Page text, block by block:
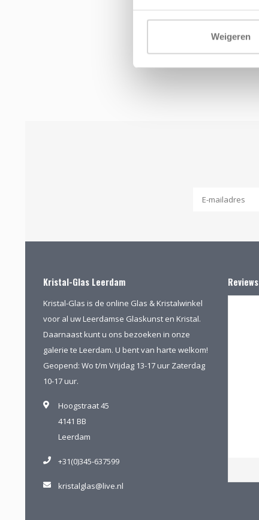
Weigeren
Kristal-Glas Leerdam
Kristal-Glas is de online Glas & Kristalwinkel
voor al uw Leerdamse Glaskunst en Kristal.
Daarnaast kunt u ons bezoeken in onze
galerie te Leerdam. U bent van harte welkom!
Geopend: Wo t/m Vrijdag 13-17 uur Zaterdag
10-17 uur.
Hoogstraat 45
4141 BB
Leerdam
+31(0)345-637599
kristalglas@live.nl
Reviews